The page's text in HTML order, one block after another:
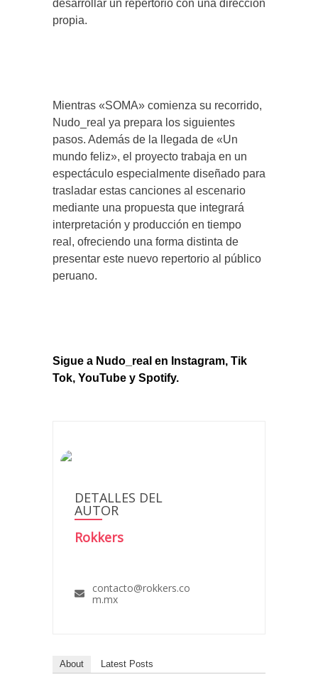
desarrollar un repertorio con una dirección
propia.
Mientras «SOMA» comienza su recorrido,
Nudo_real ya prepara los siguientes
pasos. Además de la llegada de «Un
mundo feliz», el proyecto trabaja en un
espectáculo especialmente diseñado para
trasladar estas canciones al escenario
mediante una propuesta que integrará
interpretación y producción en tiempo
real, ofreciendo una forma distinta de
presentar este nuevo repertorio al público
peruano.
Sigue a Nudo_real en Instagram, Tik
Tok, YouTube y Spotify.
DETALLES DEL
AUTOR
Rokkers
contacto@rokkers.co
m.mx
About Latest Posts